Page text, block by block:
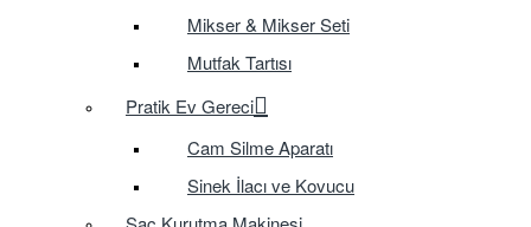
Mikser & Mikser Seti
Mutfak Tartısı
Pratik Ev Gereci
Cam Silme Aparatı
Sinek İlacı ve Kovucu